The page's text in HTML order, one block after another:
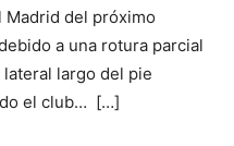
Madrid del próximo
a una rotura parcial
largo del pie
el club… […]